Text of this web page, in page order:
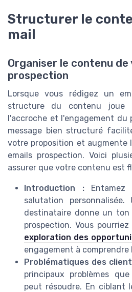
Structurer le
mail
Organiser le contenu
prospection
Lorsque vous rédigez un
structure du contenu joue
l'accroche et l'engagement du
message bien structuré
votre proposition et augmente
emails prospection. Voici
assurer que votre contenu est
Introduction :Entamez
salutation
destinataire donne un ton
prospection. Vous
exploration des
engagement à
Problématiques des
principaux problèmes
peut résoudre. En ciblant